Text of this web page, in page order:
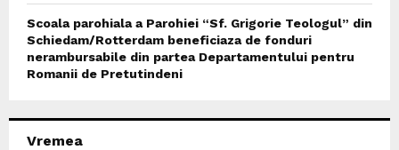
Scoala parohiala a Parohiei “Sf. Grigorie Teologul” din
Schiedam/Rotterdam beneficiaza de fonduri
nerambursabile din partea Departamentului pentru
Romanii de Pretutindeni
Vremea